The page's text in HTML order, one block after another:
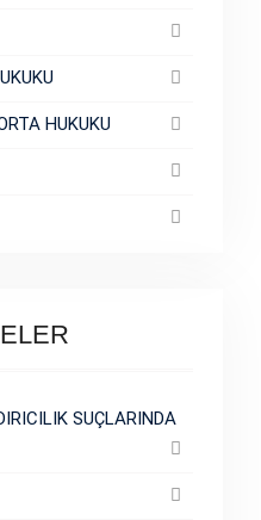
HUKUKU
SUÇLARINDA